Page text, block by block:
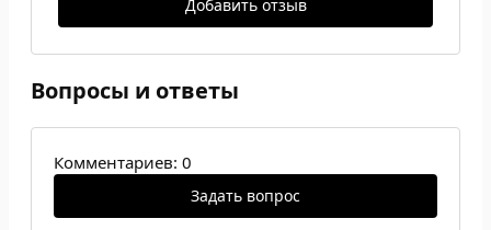
Добавить отзыв
Вопросы и ответы
Комментариев: 0
Задать вопрос